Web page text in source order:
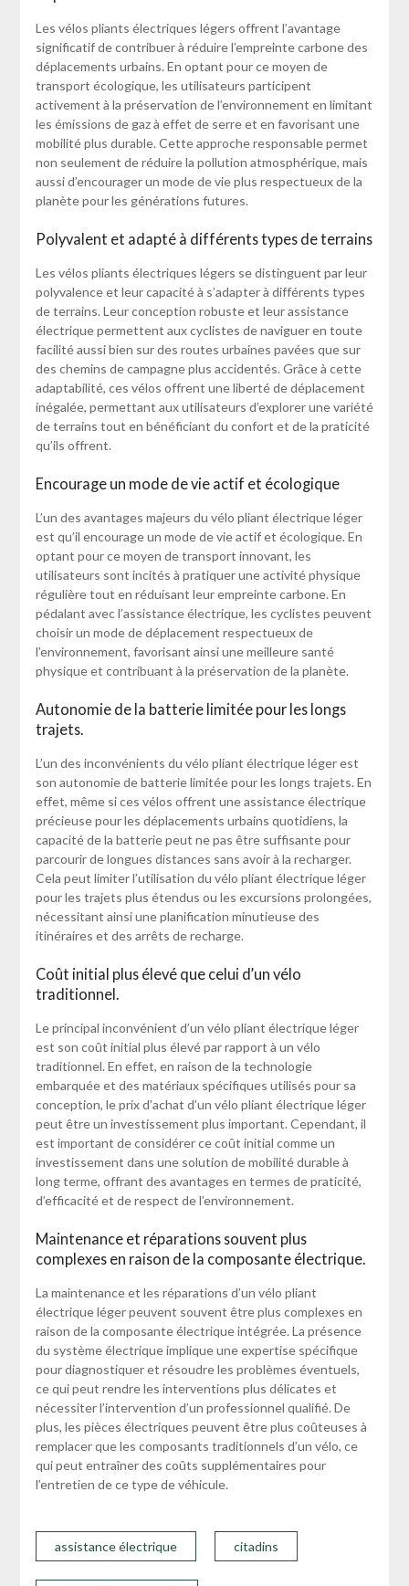
Les vélos pliants électriques légers offrent l’avantage
significatif de contribuer à réduire l’empreinte carbone des
déplacements urbains. En optant pour ce moyen de
transport écologique, les utilisateurs participent
activement à la préservation de l’environnement en limitant
les émissions de gaz à effet de serre et en favorisant une
mobilité plus durable. Cette approche responsable permet
non seulement de réduire la pollution atmosphérique, mais
aussi d’encourager un mode de vie plus respectueux de la
planète pour les générations futures.
Polyvalent et adapté à différents types de terrains
Les vélos pliants électriques légers se distinguent par leur
polyvalence et leur capacité à s’adapter à différents types
de terrains. Leur conception robuste et leur assistance
électrique permettent aux cyclistes de naviguer en toute
facilité aussi bien sur des routes urbaines pavées que sur
des chemins de campagne plus accidentés. Grâce à cette
adaptabilité, ces vélos offrent une liberté de déplacement
inégalée, permettant aux utilisateurs d’explorer une variété
de terrains tout en bénéficiant du confort et de la praticité
qu’ils offrent.
Encourage un mode de vie actif et écologique
L’un des avantages majeurs du vélo pliant électrique léger
est qu’il encourage un mode de vie actif et écologique. En
optant pour ce moyen de transport innovant, les
utilisateurs sont incités à pratiquer une activité physique
régulière tout en réduisant leur empreinte carbone. En
pédalant avec l’assistance électrique, les cyclistes peuvent
choisir un mode de déplacement respectueux de
l’environnement, favorisant ainsi une meilleure santé
physique et contribuant à la préservation de la planète.
Autonomie de la batterie limitée pour les longs
trajets.
L’un des inconvénients du vélo pliant électrique léger est
son autonomie de batterie limitée pour les longs trajets. En
effet, même si ces vélos offrent une assistance électrique
précieuse pour les déplacements urbains quotidiens, la
capacité de la batterie peut ne pas être suffisante pour
parcourir de longues distances sans avoir à la recharger.
Cela peut limiter l’utilisation du vélo pliant électrique léger
pour les trajets plus étendus ou les excursions prolongées,
nécessitant ainsi une planification minutieuse des
itinéraires et des arrêts de recharge.
Coût initial plus élevé que celui d’un vélo
traditionnel.
Le principal inconvénient d’un vélo pliant électrique léger
est son coût initial plus élevé par rapport à un vélo
traditionnel. En effet, en raison de la technologie
embarquée et des matériaux spécifiques utilisés pour sa
conception, le prix d’achat d’un vélo pliant électrique léger
peut être un investissement plus important. Cependant, il
est important de considérer ce coût initial comme un
investissement dans une solution de mobilité durable à
long terme, offrant des avantages en termes de praticité,
d’efficacité et de respect de l’environnement.
Maintenance et réparations souvent plus
complexes en raison de la composante électrique.
La maintenance et les réparations d’un vélo pliant
électrique léger peuvent souvent être plus complexes en
raison de la composante électrique intégrée. La présence
du système électrique implique une expertise spécifique
pour diagnostiquer et résoudre les problèmes éventuels,
ce qui peut rendre les interventions plus délicates et
nécessiter l’intervention d’un professionnel qualifié. De
plus, les pièces électriques peuvent être plus coûteuses à
remplacer que les composants traditionnels d’un vélo, ce
qui peut entraîner des coûts supplémentaires pour
l’entretien de ce type de véhicule.
assistance électrique citadins